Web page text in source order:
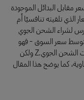
مقابل البدائل الموجودة
تلقيته تنافسيًا أم
لشراء الشحن الجوي
سعر السوق - فهو
يخبرك بما دفعه السوق بشكل عام مقابل خدمات الشحن الجوي.Z ولكن
كما يوضح هذا المقال